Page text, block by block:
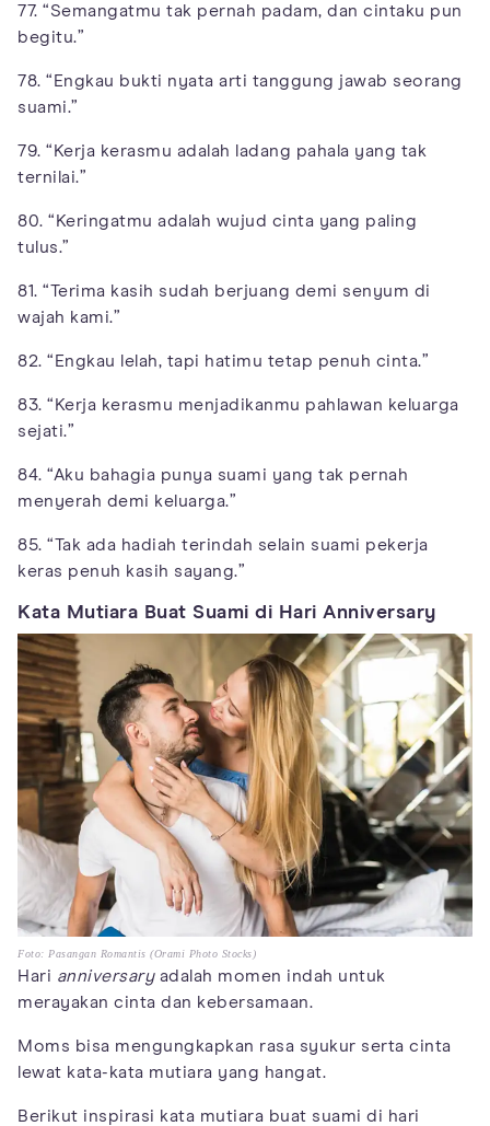
77. “Semangatmu tak pernah padam, dan cintaku pun
begitu.”
78. “Engkau bukti nyata arti tanggung jawab seorang
suami.”
79. “Kerja kerasmu adalah ladang pahala yang tak
ternilai.”
80. “Keringatmu adalah wujud cinta yang paling
tulus.”
81. “Terima kasih sudah berjuang demi senyum di
wajah kami.”
82. “Engkau lelah, tapi hatimu tetap penuh cinta.”
83. “Kerja kerasmu menjadikanmu pahlawan keluarga
sejati.”
84. “Aku bahagia punya suami yang tak pernah
menyerah demi keluarga.”
85. “Tak ada hadiah terindah selain suami pekerja
keras penuh kasih sayang.”
Kata Mutiara Buat Suami di Hari Anniversary
Foto: Pasangan Romantis (Orami Photo Stocks)
Hari anniversaryadalah momen indah untuk
merayakan cinta dan kebersamaan.
Moms bisa mengungkapkan rasa syukur serta cinta
lewat kata-kata mutiara yang hangat.
Berikut inspirasi kata mutiara buat suami di hari